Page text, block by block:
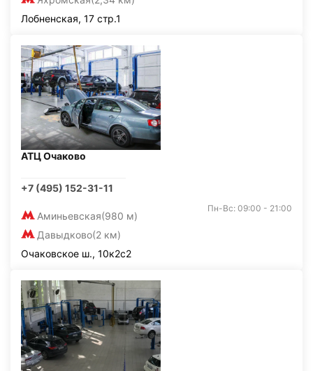
Лобненская, 17 стр.1
АТЦ Очаково
+7 (495) 152-31-11
Аминьевская(980 м)
Давыдково(2 км)
Пн-Вс: 09:00 - 21:00
Очаковское ш., 10к2с2